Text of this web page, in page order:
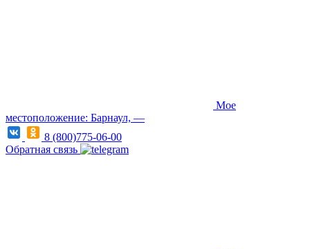
Мое
местоположение: Барнаул, —
8 (800)775-06-00
Обратная связь